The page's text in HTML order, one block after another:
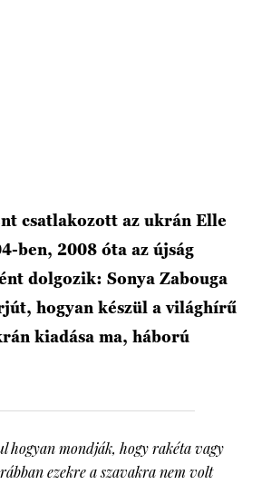
csatlakozott az ukrán Elle
ben, 2008 óta az újság
dolgozik: Sonya Zabouga
hogyan készül a világhírű
kiadása ma, háború
hogyan mondják, hogy rakéta vagy
ezekre a szavakra nem volt